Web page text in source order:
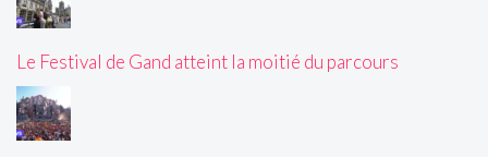
Le Festival de Gand atteint la moitié du parcours